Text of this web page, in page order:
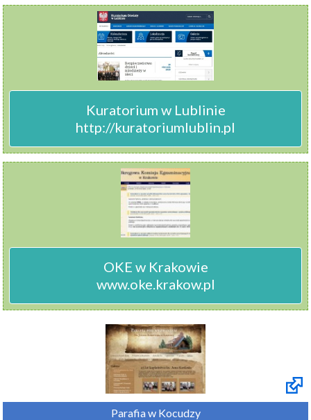
Kuratorium w Lublinie
http://kuratoriumlublin.pl
OKE w Krakowie
www.oke.krakow.pl
Parafia w Kocudzy